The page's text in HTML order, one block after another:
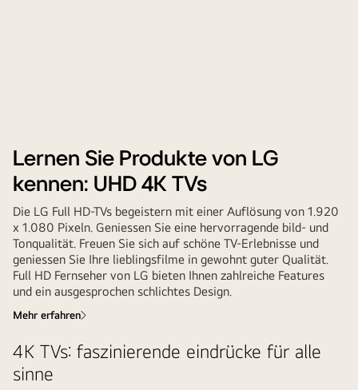
Lernen Sie Produkte von LG
kennen: UHD 4K TVs
Die LG Full HD-TVs begeistern mit einer Auflösung von 1.920
x 1.080 Pixeln. Geniessen Sie eine hervorragende bild- und
Tonqualität. Freuen Sie sich auf schöne TV-Erlebnisse und
geniessen Sie Ihre lieblingsfilme in gewohnt guter Qualität.
Full HD Fernseher von LG bieten Ihnen zahlreiche Features
und ein ausgesprochen schlichtes Design.
Mehr erfahren
4K TVs: faszinierende eindrücke für alle
sinne